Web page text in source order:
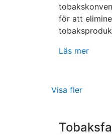
för att
Läs mer
Visa fler